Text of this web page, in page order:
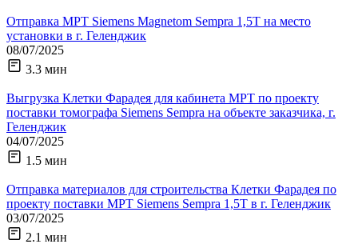
Отправка МРТ Siemens Magnetom Sempra 1,5Т на место
установки в г. Геленджик
08/07/2025
3.3 мин
Выгрузка Клетки Фарадея для кабинета МРТ по проекту
поставки томографа Siemens Sempra на объекте заказчика, г.
Геленджик
04/07/2025
1.5 мин
Отправка материалов для строительства Клетки Фарадея по
проекту поставки МРТ Siemens Sempra 1,5Т в г. Геленджик
03/07/2025
2.1 мин